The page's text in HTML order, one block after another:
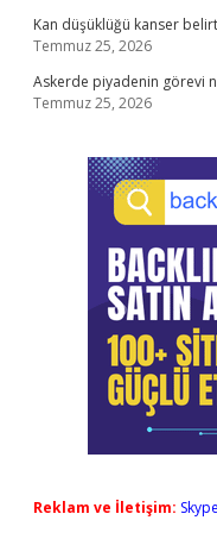
Kan düşüklüğü kanser
Temmuz 25, 2026
Askerde piyadenin görevi
Temmuz 25, 2026
Reklam ve İletişim: